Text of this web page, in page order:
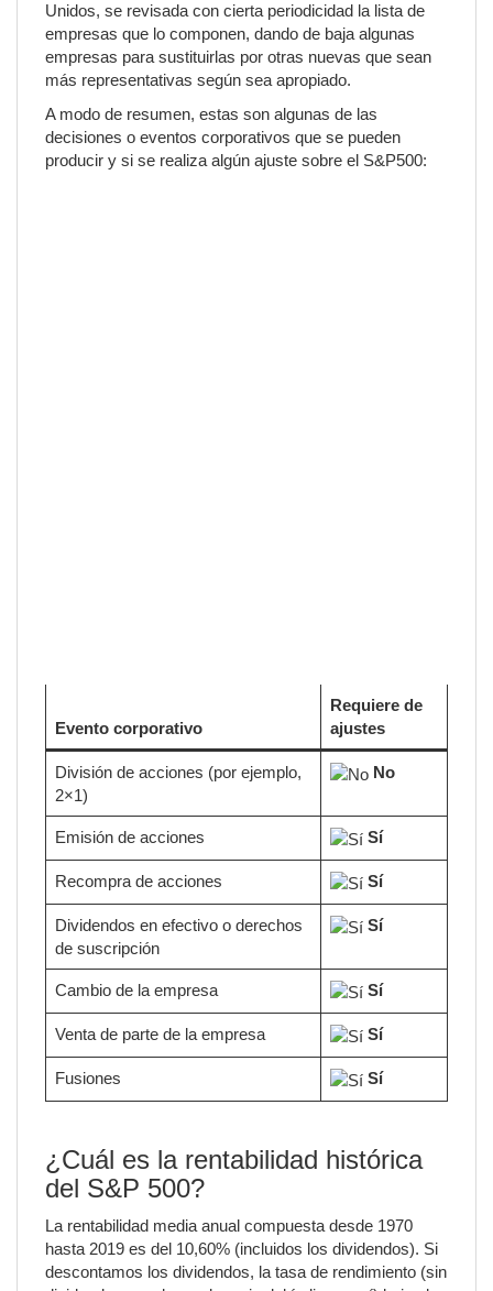
Unidos, se revisada con cierta periodicidad la lista de
empresas que lo componen, dando de baja algunas
empresas para sustituirlas por otras nuevas que sean
más representativas según sea apropiado.
A modo de resumen, estas son algunas de las
decisiones o eventos corporativos que se pueden
producir y si se realiza algún ajuste sobre el S&P500:
Evento corporativo
Requiere de
ajustes
División de acciones (por ejemplo,
2×1)
No
Emisión de acciones Sí
Recompra de acciones Sí
Dividendos en efectivo o derechos
de suscripción
Sí
Cambio de la empresa Sí
Venta de parte de la empresa Sí
Fusiones Sí
¿Cuál es la rentabilidad histórica
del S&P 500?
La rentabilidad media anual compuesta desde 1970
hasta 2019 es del 10,60% (incluidos los dividendos). Si
descontamos los dividendos, la tasa de rendimiento (sin